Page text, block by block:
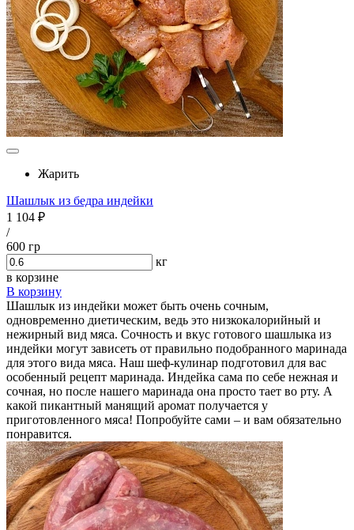
Жарить
Шашлык из бедра индейки
1 104 ₽
/
600 гр
кг
в корзине
В корзину
Шашлык из индейки может быть очень сочным,
одновременно диетическим, ведь это низкокалорийный и
нежирный вид мяса. Сочность и вкус готового шашлыка из
индейки могут зависеть от правильно подобранного маринада
для этого вида мяса. Наш шеф-кулинар подготовил для вас
особенный рецепт маринада. Индейка сама по себе нежная и
сочная, но после нашего маринада она просто тает во рту. А
какой пикантный манящий аромат получается у
приготовленного мяса! Попробуйте сами – и вам обязательно
понравится.